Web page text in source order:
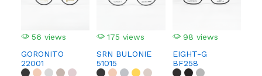
56 views
GORONITO
22001
175 views
SRN BULONIE
51015
98 views
EIGHT-G
BF258